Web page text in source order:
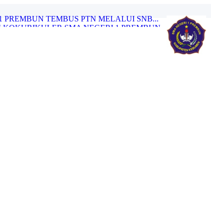
SMA NEGERI 1 PREMBUN...
PAGI CERIA” SMA NEG...
MURID KELAS XII SMA NEGERI ...